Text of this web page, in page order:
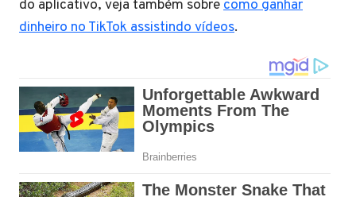
do aplicativo, veja também sobrecomo ganhar
dinheiro no TikTok assistindo vídeos.